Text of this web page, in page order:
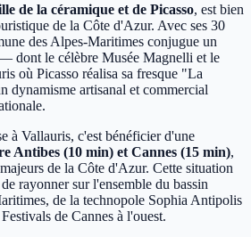
de la céramique et de Picasso, est bien
de la Côte d'Azur. Avec ses 30
des Alpes-Maritimes conjugue un
dont le célèbre Musée Magnelli et le
où Picasso réalisa sa fresque "La
artisanal et commercial
à Vallauris, c'est bénéficier d'une
Antibes (10 min) et Cannes (15 min),
de la Côte d'Azur. Cette situation
rayonner sur l'ensemble du bassin
de la technopole Sophia Antipolis
de Cannes à l'ouest.